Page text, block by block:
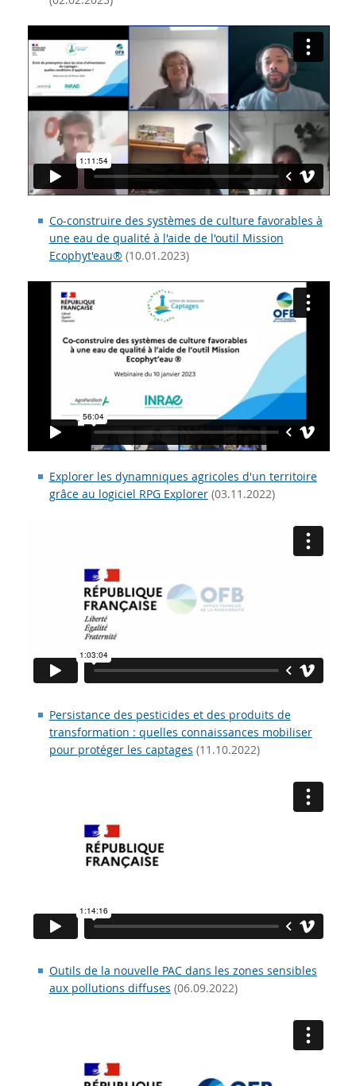
Co-construire des systèmes de culture favorables à
une eau de qualité à l'aide de l'outil Mission
Ecophyt'eau® (10.01.2023)
Explorer les dynamniques agricoles d'un territoire
grâce au logiciel RPG Explorer(03.11.2022)
Persistance des pesticides et des produits de
transformation : quelles connaissances mobiliser
pour protéger les captages (11.10.2022)
Outils de la nouvelle PAC dans les zones sensibles
aux pollutions diffuses (06.09.2022)